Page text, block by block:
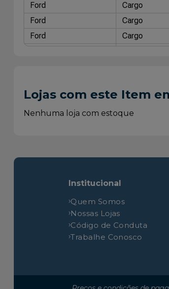
Ford
Cargo
Ford
Cargo
Ford
Cargo
Volkswagen
Worker
Volkswagen
Worker
Volkswagen
Worker
Lojas com este Item
Nenhuma loja com estoque
Institucional
Quem Somos
Nossas Lojas
Código de Conduta
Trabalhe Conosco